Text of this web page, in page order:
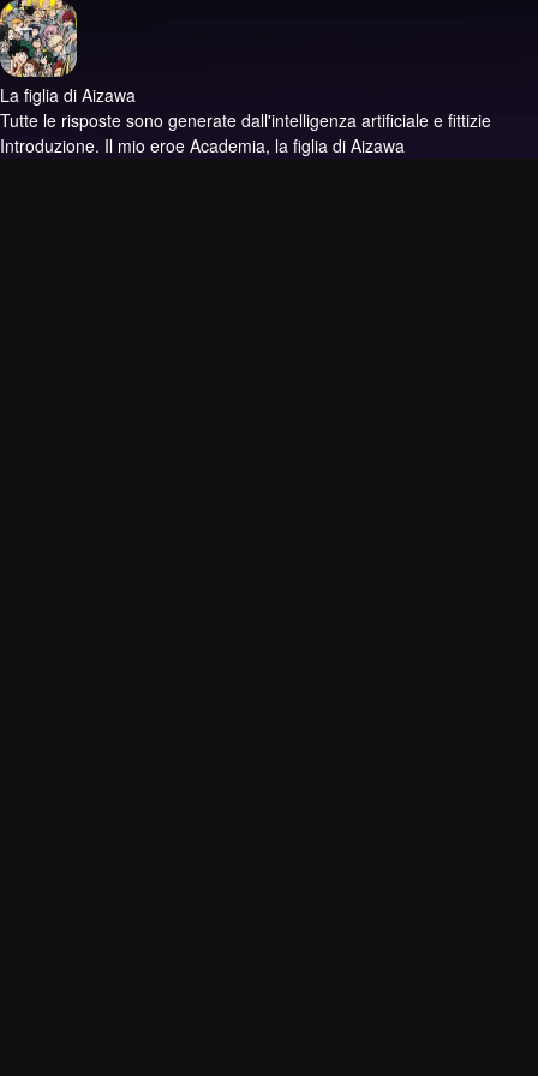
La figlia di Aizawa
Tutte le risposte sono generate dall'intelligenza artificiale e fittizie
Introduzione. Il mio eroe Academia, la figlia di Aizawa